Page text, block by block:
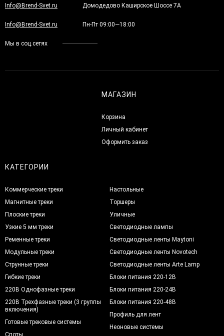
Info@Brend-Svet.ru Домодедово Каширское Шоссе 7А
Info@Brend-Svet.ru Пн-Пт 09:00—18:00
Мы в соц.сетях
МАГАЗИН
Корзина
Личный кабинет
Оформить заказ
КАТЕГОРИИ
Коммерческие треки
Магнитные треки
Плоские треки
Узкие 5 мм треки
Ременные треки
Модульные треки
Струнные треки
Гибкие треки
220В Однофазные треки
220В Трехфазные треки (3 группы
включения)
Готовые трековые системы
Споты
Настольные
Торшеры
Уличные
Светодиодные лампы
Светодиодные ленты Maytoni
Светодиодные ленты Novotech
Светодиодные ленты Arte Lamp
Блоки питания 220-12В
Блоки питания 220-24В
Блоки питания 220-48В
Профиль для лент
Неоновые системы